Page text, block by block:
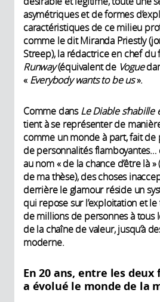
asymétriques et de formes
caractéristiques de ce milieu
comme le dit Miranda Priestly
Streep), la rédactrice en chef du
Runway(équivalent de Vogue
« Everybody wants to be us».
Comme dansLe Diable s’habille
tient à se représenter de
comme un monde à part, fait de
de personnalités flamboyantes…
au nom « de la chance d’être là »
de ma thèse), des choses
derrière le glamour réside un
qui repose sur l’exploitation et
de millions de personnes à tous
de la chaîne de valeur, jusqu’à
moderne.
En 20 ans, entre les
a évolué le monde de la